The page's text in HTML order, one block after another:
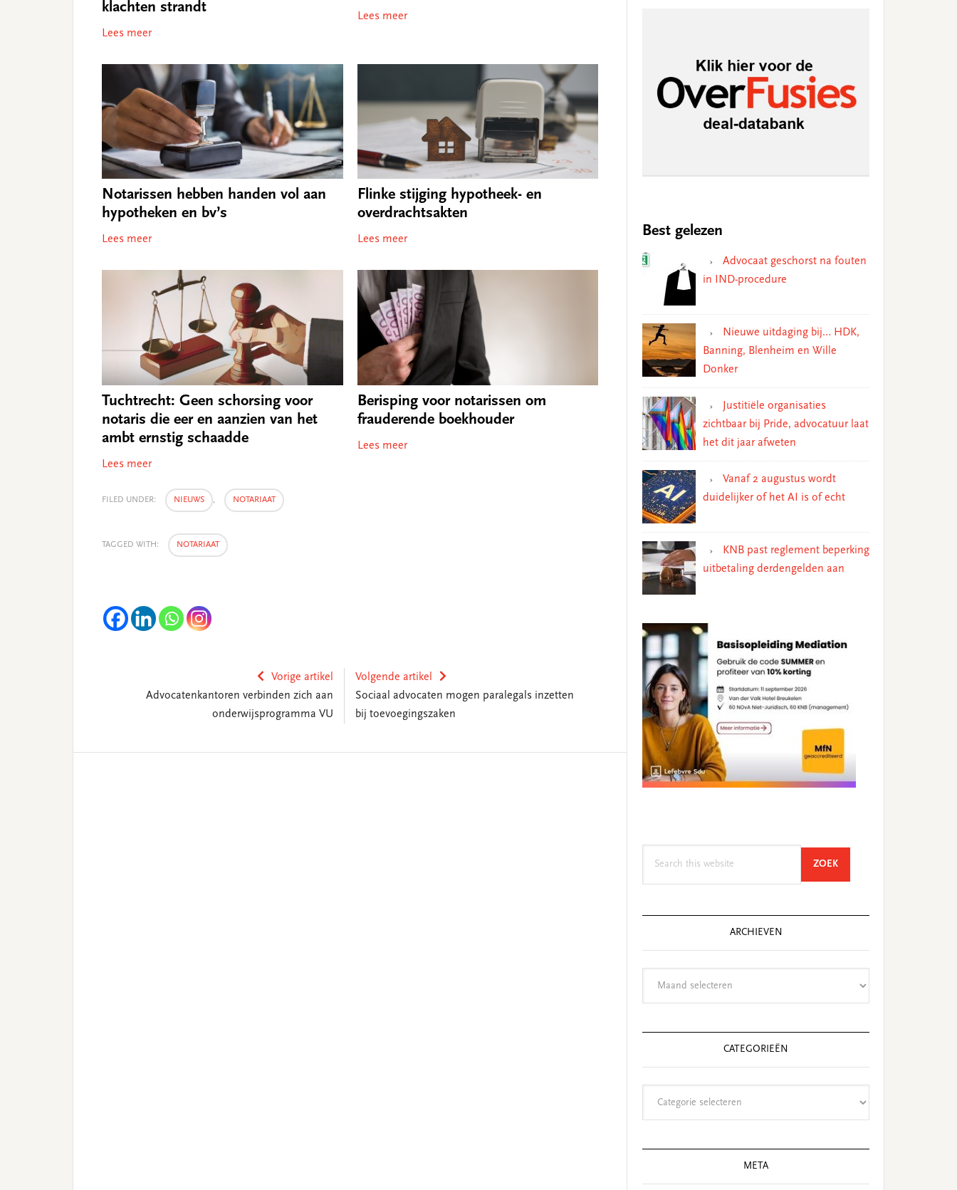
klachten strandt
Lees meer
Lees meer
Notarissen hebben handen vol aan
hypotheken en bv’s
Lees meer
Flinke stijging hypotheek- en
overdrachtsakten
Lees meer
Tuchtrecht: Geen schorsing voor
notaris die eer en aanzien van het
ambt ernstig schaadde
Lees meer
Berisping voor notarissen om
frauderende boekhouder
Lees meer
FILED UNDER: NIEUWS , NOTARIAAT
TAGGED WITH: NOTARIAAT
Vorige artikel
Advocatenkantoren verbinden zich aan
onderwijsprogramma VU
Volgende artikel
Sociaal advocaten mogen paralegals inzetten
bij toevoegingszaken
Best gelezen
Advocaat geschorst na fouten
in IND-procedure
Nieuwe uitdaging bij… HDK,
Banning, Blenheim en Wille
Donker
Justitiële organisaties
zichtbaar bij Pride, advocatuur laat
het dit jaar afweten
Vanaf 2 augustus wordt
duidelijker of het AI is of echt
KNB past reglement beperking
uitbetaling derdengelden aan
ZOEKSEARCH
ARCHIEVEN
CATEGORIEËN
META